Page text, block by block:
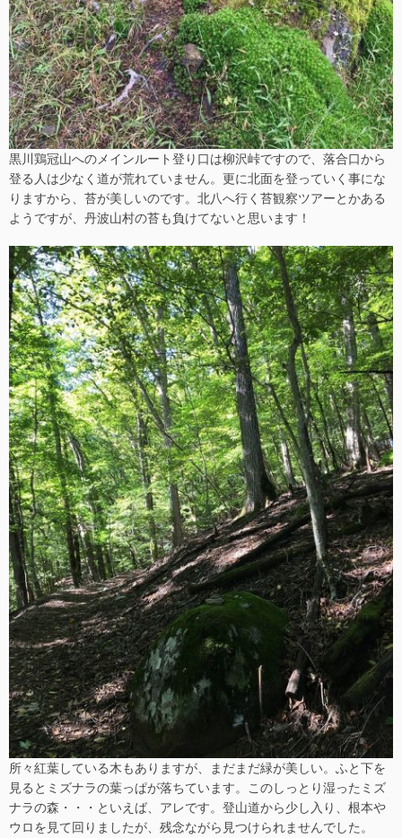
黒川鶏冠山へのメインルート登り口は柳沢峠ですので、落合口から
登る人は少なく道が荒れていません。更に北面を登っていく事にな
りますから、苔が美しいのです。北八へ行く苔観察ツアーとかある
ようですが、丹波山村の苔も負けてないと思います！
所々紅葉している木もありますが、まだまだ緑が美しい。ふと下を
見るとミズナラの葉っぱが落ちています。このしっとり湿ったミズ
ナラの森・・・といえば、アレです。登山道から少し入り、根本や
ウロを見て回りましたが、残念ながら見つけられませんでした。